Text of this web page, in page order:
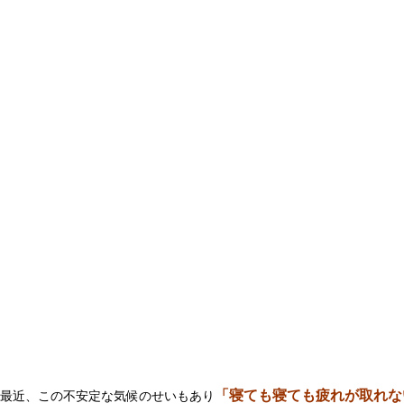
最近、この不安定な気候のせいもあり 「 寝ても寝ても疲れが取れ